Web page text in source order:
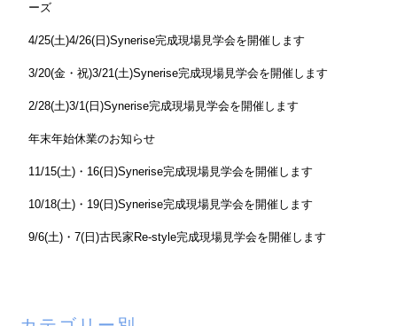
ーズ
4/25(土)4/26(日)Synerise完成現場見学会を開催します
3/20(金・祝)3/21(土)Synerise完成現場見学会を開催します
2/28(土)3/1(日)Synerise完成現場見学会を開催します
年末年始休業のお知らせ
11/15(土)・16(日)Synerise完成現場見学会を開催します
10/18(土)・19(日)Synerise完成現場見学会を開催します
9/6(土)・7(日)古民家Re-style完成現場見学会を開催します